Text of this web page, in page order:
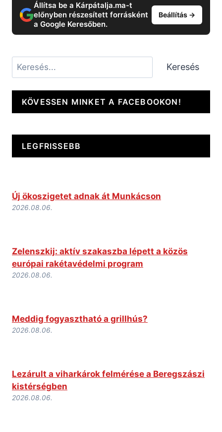
Állítsa be a Kárpátalja.ma-t
előnyben részesített forrásként
a Google Keresőben.
Beállítás →
Keresés Keresés
KÖVESSEN MINKET A FACEBOOKON!
LEGFRISSEBB
Új ökoszigetet adnak át Munkácson
2026.08.06.
Zelenszkij: aktív szakaszba lépett a közös
európai rakétavédelmi program
2026.08.06.
Meddig fogyasztható a grillhús?
2026.08.06.
Lezárult a viharkárok felmérése a Beregszászi
kistérségben
2026.08.06.